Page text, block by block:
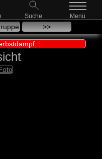
Suche Menü
>>